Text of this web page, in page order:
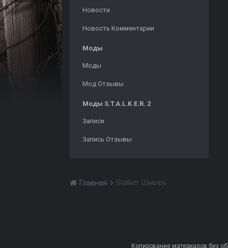
Новости
Новость Комментарии
Моды
Моды
Мод Отзывы
Моды S.T.A.L.K.E.R. 2
Записи
Запись Отзывы
Главная Stalker Шмырь
Копирование материалов без